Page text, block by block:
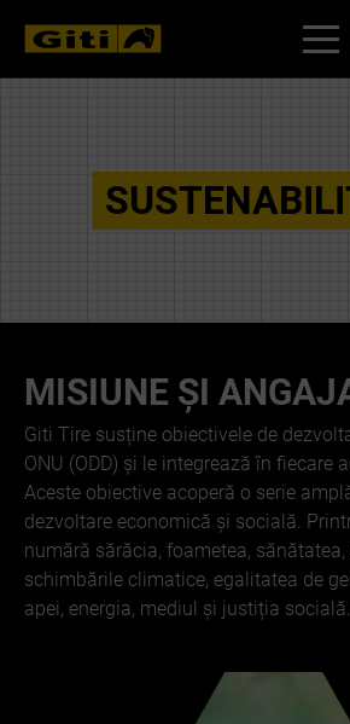
CONFIGURATOR ANVELOPE
MISIUNE ȘI
Giti Tire susține obiectivele de
ONU (ODD) și le integrează în fiecare
Aceste obiective acoperă o serie
dezvoltare economică și socială.
numără sărăcia, foametea, sănătatea,
schimbările climatice, egalitatea de
apei, energia, mediul și justiția socială.